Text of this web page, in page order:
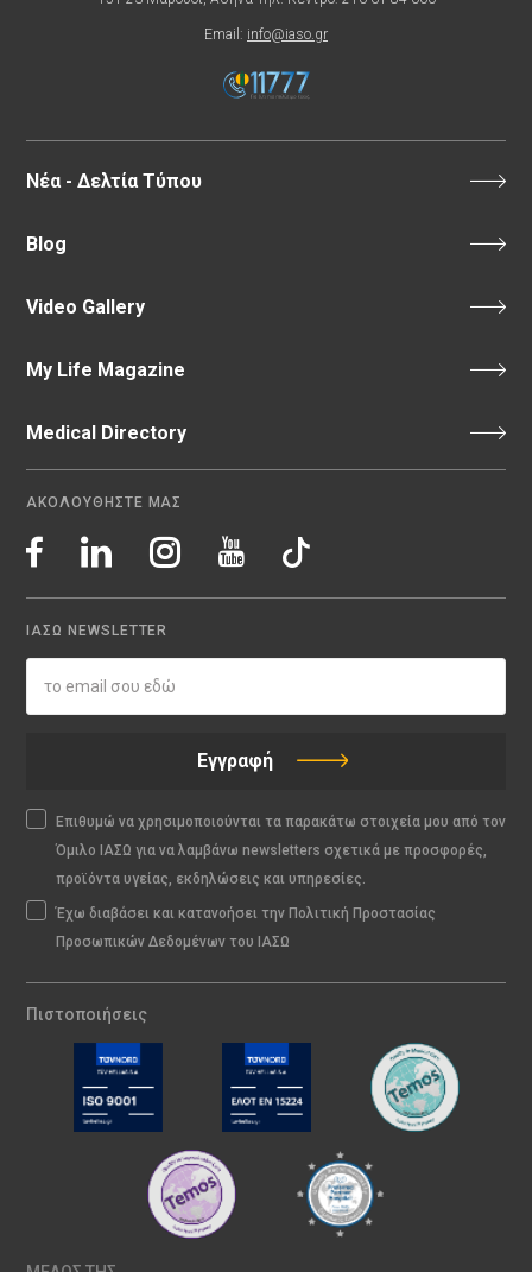
Email: info@iaso.gr
Νέα - Δελτία Τύπου
Blog
Video Gallery
My Life Magazine
Medical Directory
ΑΚΟΛΟΥΘΗΣΤΕ ΜΑΣ
ΙΑΣΩ NEWSLETTER
Εγγραφή
Επιθυμώ να χρησιμοποιούνται τα παρακάτω στοιχεία μου από τον
Όμιλο ΙΑΣΩ για να λαμβάνω newsletters σχετικά με προσφορές,
προϊόντα υγείας, εκδηλώσεις και υπηρεσίες.
Έχω διαβάσει και κατανοήσει την Πολιτική Προστασίας
Προσωπικών Δεδομένων του ΙΑΣΩ
Πιστοποιήσεις